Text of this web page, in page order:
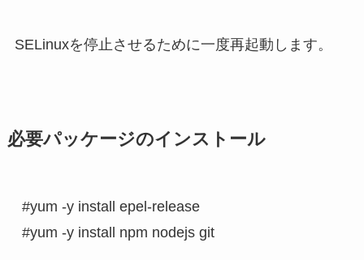
SELinuxを停止させるために一度再起動します。
必要パッケージのインストール
#yum -y install epel-release
#yum -y install npm nodejs git